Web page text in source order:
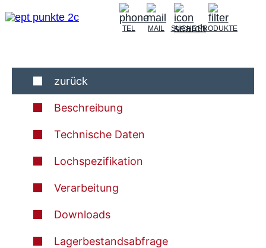
TEL MAIL SUCHEPRODUKTE
zurück
Beschreibung
Technische Daten
Lochspezifikation
Verarbeitung
Downloads
Lagerbestandsabfrage